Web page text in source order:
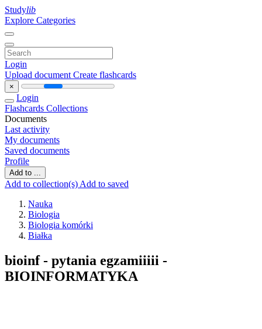
Studylib
Explore Categories
Login
Upload document Create flashcards
×
Login
Flashcards Collections
Documents
Last activity
My documents
Saved documents
Profile
Add to ...
Add to collection(s) Add to saved
Nauka
Biologia
Biologia komórki
Białka
bioinf - pytania egzamiiiii -
BIOINFORMATYKA